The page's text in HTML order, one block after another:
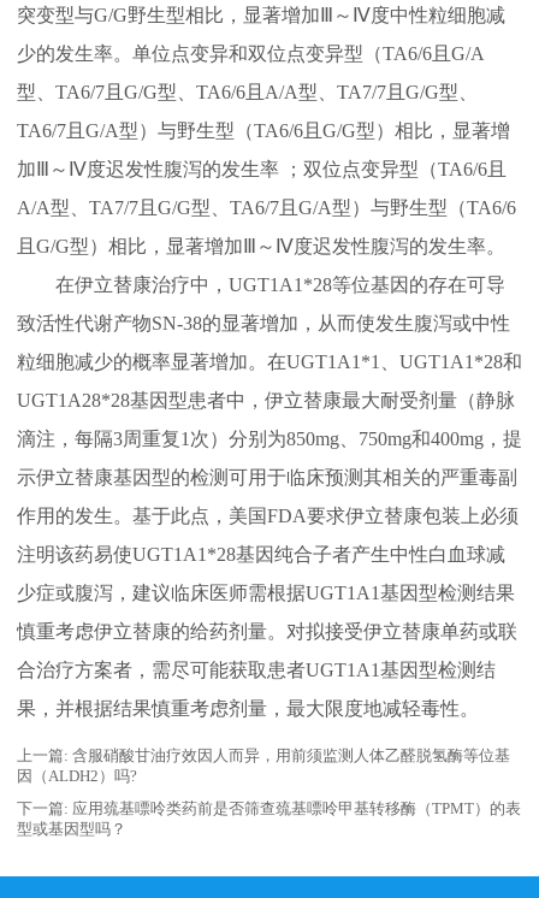
突变型与G/G野生型相比，显著增加Ⅲ～Ⅳ度中性粒细胞减
少的发生率。单位点变异和双位点变异型（TA6/6且G/A
型、TA6/7且G/G型、TA6/6且A/A型、TA7/7且G/G型、
TA6/7且G/A型）与野生型（TA6/6且G/G型）相比，显著增
加Ⅲ～Ⅳ度迟发性腹泻的发生率 ；双位点变异型（TA6/6且
A/A型、TA7/7且G/G型、TA6/7且G/A型）与野生型（TA6/6
且G/G型）相比，显著增加Ⅲ～Ⅳ度迟发性腹泻的发生率。
在伊立替康治疗中，UGT1A1*28等位基因的存在可导
致活性代谢产物SN-38的显著增加，从而使发生腹泻或中性
粒细胞减少的概率显著增加。在UGT1A1*1、UGT1A1*28和
UGT1A28*28基因型患者中，伊立替康最大耐受剂量（静脉
滴注，每隔3周重复1次）分别为850mg、750mg和400mg，提
示伊立替康基因型的检测可用于临床预测其相关的严重毒副
作用的发生。基于此点，美国FDA要求伊立替康包装上必须
注明该药易使UGT1A1*28基因纯合子者产生中性白血球减
少症或腹泻，建议临床医师需根据UGT1A1基因型检测结果
慎重考虑伊立替康的给药剂量。对拟接受伊立替康单药或联
合治疗方案者，需尽可能获取患者UGT1A1基因型检测结
果，并根据结果慎重考虑剂量，最大限度地减轻毒性。
上一篇: 含服硝酸甘油疗效因人而异，用前须监测人体乙醛脱氢酶等位基
因（ALDH2）吗?
下一篇: 应用巯基嘌呤类药前是否筛查巯基嘌呤甲基转移酶（TPMT）的表
型或基因型吗？